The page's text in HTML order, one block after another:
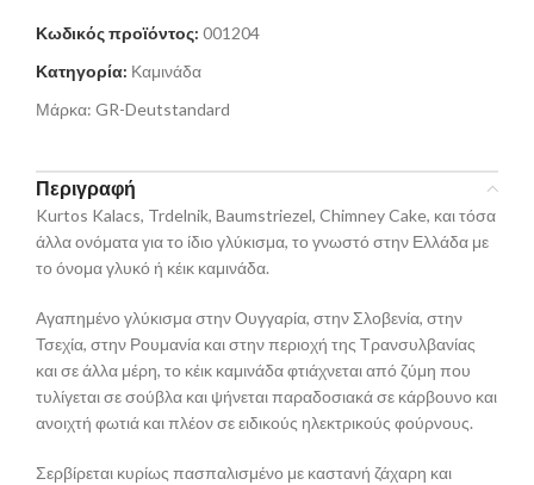
Κωδικός προϊόντος: 001204
Κατηγορία: Καμινάδα
Μάρκα: GR-Deutstandard
Περιγραφή
Kurtos Kalacs, Trdelnik, Baumstriezel, Chimney Cake, και τόσα
άλλα ονόματα για το ίδιο γλύκισμα, το γνωστό στην Ελλάδα με
το όνομα γλυκό ή κέικ καμινάδα.
Αγαπημένο γλύκισμα στην Ουγγαρία, στην Σλοβενία, στην
Τσεχία, στην Ρουμανία και στην περιοχή της Τρανσυλβανίας
και σε άλλα μέρη, το κέικ καμινάδα φτιάχνεται από ζύμη που
τυλίγεται σε σούβλα και ψήνεται παραδοσιακά σε κάρβουνο και
ανοιχτή φωτιά και πλέον σε ειδικούς ηλεκτρικούς φούρνους.
Σερβίρεται κυρίως πασπαλισμένο με καστανή ζάχαρη και